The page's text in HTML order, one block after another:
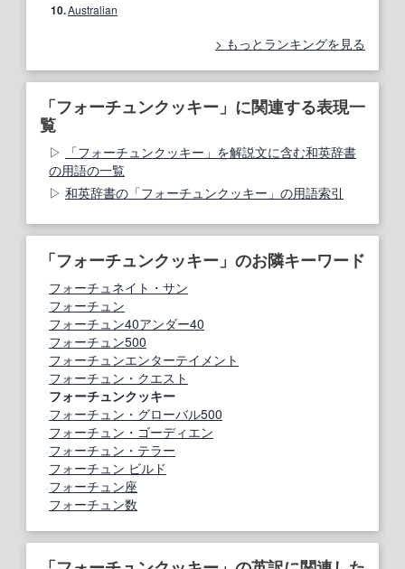
10.Australian
もっとランキングを見る
「フォーチュンクッキー」に関連する表現一
覧
「フォーチュンクッキー」を解説文に含む和英辞書
の用語の一覧
和英辞書の「フォーチュンクッキー」の用語索引
「フォーチュンクッキー」のお隣キーワード
フォーチュネイト・サン
フォーチュン
フォーチュン40アンダー40
フォーチュン500
フォーチュンエンターテイメント
フォーチュン・クエスト
フォーチュンクッキー
フォーチュン・グローバル500
フォーチュン・ゴーディエン
フォーチュン・テラー
フォーチュン ビルド
フォーチュン座
フォーチュン数